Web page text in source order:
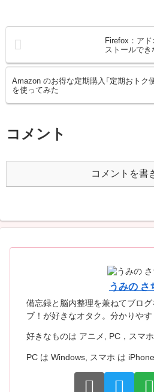
Firefox：アド
ストールでき
Amazon のお得な定期購入「定期おトク便
を使ってみた
コメント
コメントを書
うみの さ
備忘録と脳内整理を兼ねてブロ
ブ！が好きなオタク。分かりやす
好きなものは アニメ, PC，スマホ
PC は Windows, スマホ は